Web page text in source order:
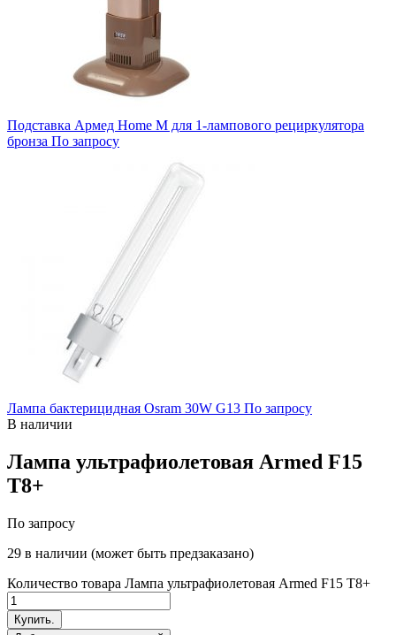
Подставка Армед Home M для 1-лампового рециркулятора
бронза По запросу
Лампа бактерицидная Osram 30W G13 По запросу
В наличии
Лампа ультрафиолетовая Armed F15
T8+
По запросу
29 в наличии (может быть предзаказано)
Количество товара Лампа ультрафиолетовая Armed F15 T8+
Купить.